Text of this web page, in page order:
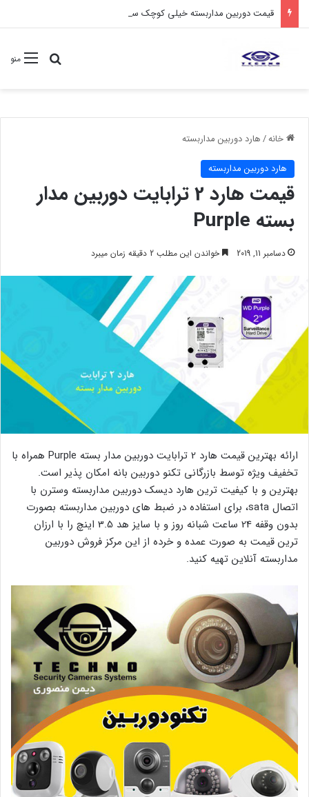
قیمت دوربین مداربسته خیلی کوچک سیمکارتی
منوجستجو
خانه/هارد دوربین مداربسته
هارد دوربین مداربسته
قیمت هارد 2 ترابایت دوربین مدار
بسته Purple
دسامبر 11, 2019 خواندن این مطلب 2 دقیقه زمان میبرد
ارائه بهترین قیمت هارد 2 ترابایت دوربین مدار بسته Purple همراه با
تخفیف ویژه توسط بازرگانی تکنو دوربین بانه امکان پذیر است.
بهترین و با کیفیت ترین هارد دیسک دوربین مداربسته وسترن با
اتصال sata، برای استفاده در ضبط های دوربین مداربسته بصورت
بدون وقفه 24 ساعت شبانه روز و با سایز هد 3.5 اینچ را با ارزان
ترین قیمت به صورت عمده و خرده از این مرکز فروش دوربین
مداربسته آنلاین تهیه کنید.